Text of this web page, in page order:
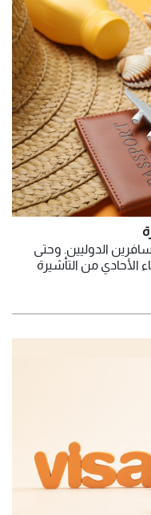
الدوليين. وحتى
الأحادي من التأشيرة